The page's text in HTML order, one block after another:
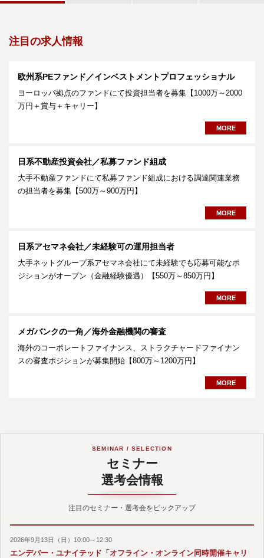
注目の求人情報
欧州系PEファンド／インベストメントプロフェッショナル
ヨーロッパ拠点のファンドにて投資担当者を募集【1000万～2000
万円＋賞与＋キャリー】
MORE
日系不動産投資会社／私募ファンド組成
大手不動産ファンドにて私募ファンド組成における調達関連業務
の担当者を募集【500万～900万円】
MORE
日系アセマネ会社／未経験可の運用担当者
大手ネットグループ系アセマネ会社にて未経験でも応募可能なポ
ジションがオープン（金融経験優遇）【550万～850万円】
MORE
メガバンクの一角／海外金融機関の審査
海外のコーポレートファイナンス、ストラクチャードファイナン
スの審査ポジションが募集開始【800万～1200万円】
MORE
SEMINAR / SELECTION
セミナー
選考会情報
注目のセミナー・選考会をピックアップ
2026年9月13日（日）10:00～12:30
エンデバー・ユナイテッド「オフライン・オンライン同時開催キャリ